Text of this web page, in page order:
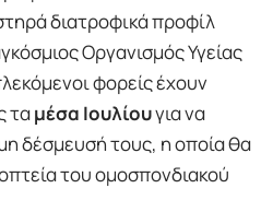
διατροφικά προφίλ
Οργανισμός Υγείας
φορείς έχουν
ταμέσα Ιουλίουγια να
δέσμευσή τους, η οποία θα
του ομοσπονδιακού